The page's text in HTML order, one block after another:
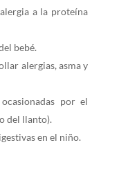
a la proteína
bebé.
alergias, asma y
por el
del llanto).
en el niño.